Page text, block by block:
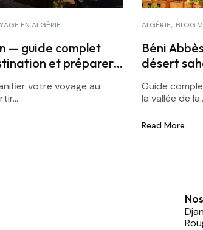
EN ALGÉRIE
— guide complet
et préparer
votre voyage au
ALGÉRIE BLOG
Béni
désert
Guide
la vallée de
Read More